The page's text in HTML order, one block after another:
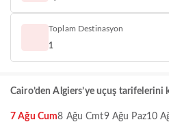
Toplam Destinasyon
1
Cairo’den Algiers’ye uçuş tarifelerini
7 Ağu Cum8 Ağu Cmt9 Ağu Paz10